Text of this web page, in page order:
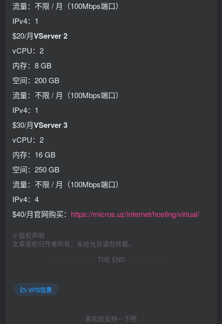
流量：不限 / 月（100Mbps端口）
IPv4：1
$20/月VServer 2
vCPU：2
内存：8 GB
空间：200 GB
流量：不限 / 月（100Mbps端口）
IPv4：1
$30/月VServer 3
vCPU：2
内存：16 GB
空间：250 GB
流量：不限 / 月（100Mbps端口）
IPv4：4
$40/月官网购买： https://micros.uz/internet/hosting/virtual/
© 版权声明
文章版权归作者所有，未经允许请勿转载。
THE END
VPS优惠
喜欢就支持一下吧